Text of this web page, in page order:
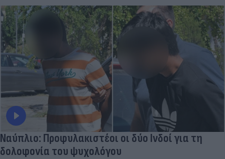
Ναύπλιο: Προφυλακιστέοι οι δύο Ινδοί για τη
δολοφονία του ψυχολόγου